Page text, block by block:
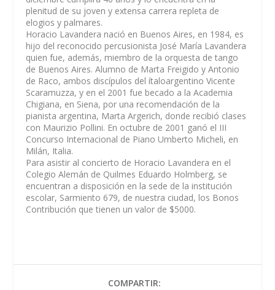
plenitud de su joven y extensa carrera repleta de
elogios y palmares.
Horacio Lavandera nació en Buenos Aires, en 1984, es
hijo del reconocido percusionista José María Lavandera
quien fue, además, miembro de la orquesta de tango
de Buenos Aires. Alumno de Marta Freigido y Antonio
de Raco, ambos discípulos del ítaloargentino Vicente
Scaramuzza, y en el 2001 fue becado a la Academia
Chigiana, en Siena, por una recomendación de la
pianista argentina, Marta Argerich, donde recibió clases
con Maurizio Pollini. En octubre de 2001 ganó el III
Concurso Internacional de Piano Umberto Micheli, en
Milán, Italia.
Para asistir al concierto de Horacio Lavandera en el
Colegio Alemán de Quilmes Eduardo Holmberg, se
encuentran a disposición en la sede de la institución
escolar, Sarmiento 679, de nuestra ciudad, los Bonos
Contribución que tienen un valor de $5000.
COMPARTIR: